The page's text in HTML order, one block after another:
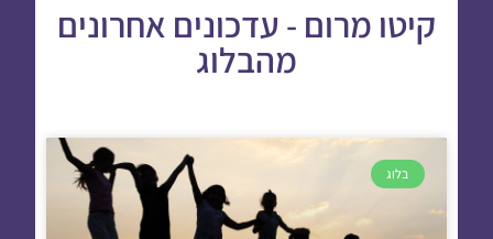
קיטו מרום - עדכונים אחרונים
מהבלוג
בלוג